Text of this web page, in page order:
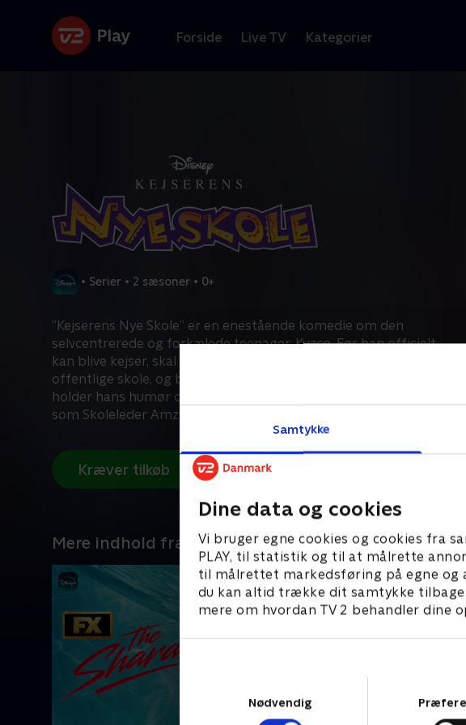
Samtykke
Dine data og cookies
Vi bruger egne cookies og cookies fra
PLAY, til statistik og til at målrette
til målrettet markedsføring på egne og
du kan altid trække dit samtykke tilbage
mere om hvordan TV 2 behandler dine
Nødvendig
Forside Live TV Kategorier
• Serier • 2 sæsoner • 0+
”Kejserens Nye Skole” er en enestående komedie om den
selvcentrerede og forkælede teenager, Kuzco. Før han officielt
kan blive kejser, skal han gennem mange prøvelser på Incan, den
offentlige skole, og bestå alle sine eksaminer. Hans ven, Malina,
holder hans humør oppe, mens den onde Yzma (der er forklædt
som Skoleleder Amzy) og hendes fjollede hjælper, Kronk, gør alt
Kræver tilkøb
Mere indhold fra Disney+